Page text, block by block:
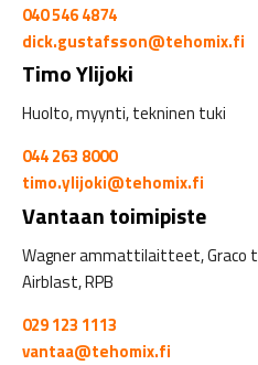
040 546 4874
dick.gustafsson@tehomix.fi
Timo Ylijoki
Huolto, myynti, tekninen tuki
044 263 8000
timo.ylijoki@tehomix.fi
Vantaan toimipiste
Wagner ammattilaitteet, Graco
Airblast, RPB
029 123 1113
vantaa@tehomix.fi